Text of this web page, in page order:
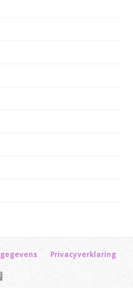
Privacyverklaring